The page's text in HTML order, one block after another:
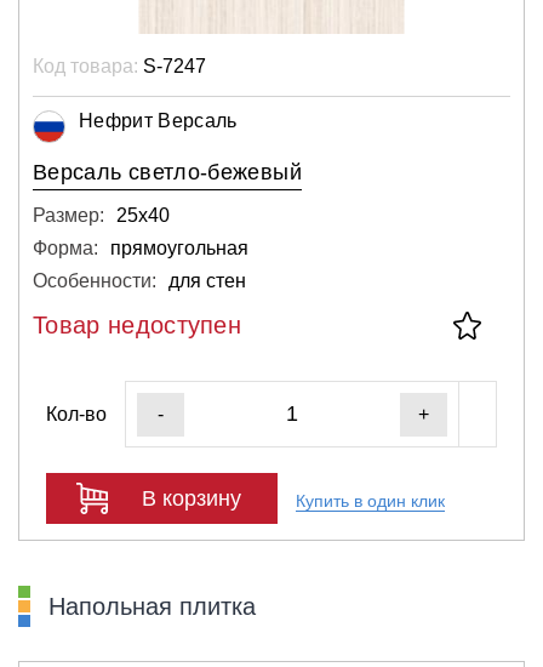
Код товара: S-7247
Нефрит Версаль
Версаль светло-бежевый
Размер:
25х40
Форма:
прямоугольная
Особенности:
для стен
Товар недоступен
Кол-во - +
В корзину Купить в один клик
Напольная плитка